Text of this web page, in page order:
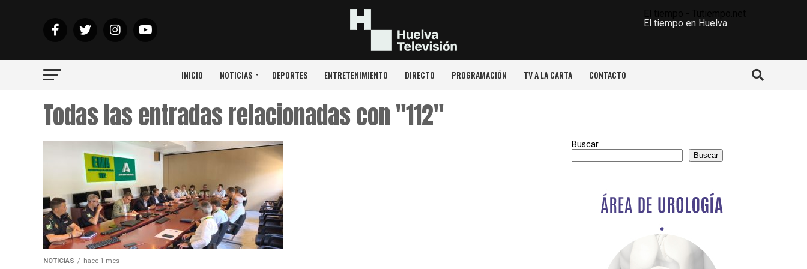
El tiempo en Huelva
INICIO NOTICIAS DEPORTES ENTRETENIMIENTO DIRECTO PROGRAMACIÓN TV A LA CARTA CONTACTO
Todas las entradas relacionadas con "112"
NOTICIAS hace 1 mes
Buscar
Buscar